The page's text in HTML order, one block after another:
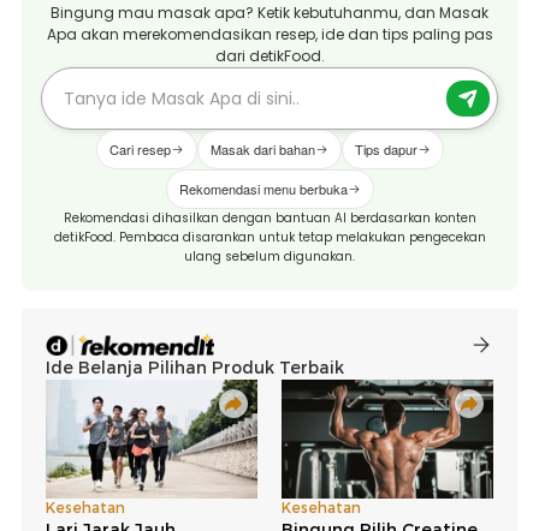
Bingung mau masak apa? Ketik kebutuhanmu, dan Masak
Apa akan merekomendasikan resep, ide dan tips paling pas
dari detikFood.
Cari resep Masak dari bahan Tips dapur
Rekomendasi menu berbuka
Rekomendasi dihasilkan dengan bantuan AI berdasarkan konten
detikFood. Pembaca disarankan untuk tetap melakukan pengecekan
ulang sebelum digunakan.